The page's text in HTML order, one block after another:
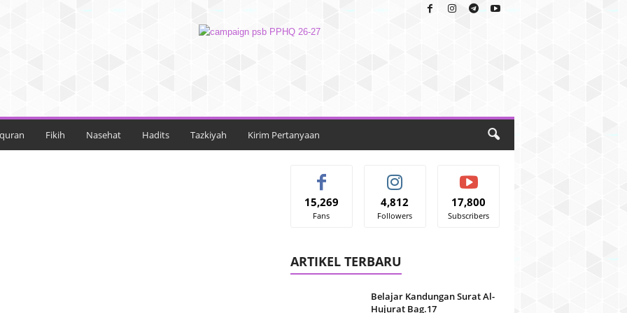
Fikih Nasehat Hadits Tazkiyah Kirim Pertanyaan
15,269
Fans
4,812
Followers
17,800
Subscribers
ARTIKEL TERBARU
Belajar Kandungan Surat Al-
Hujurat Bag.17